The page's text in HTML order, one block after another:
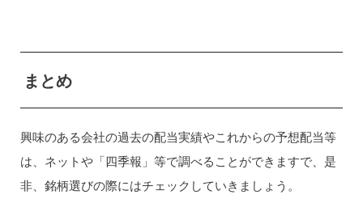
まとめ
興味のある会社の過去の配当実績やこれからの予想配当等
は、ネットや「四季報」等で調べることができますで、是
非、銘柄選びの際にはチェックしていきましょう。